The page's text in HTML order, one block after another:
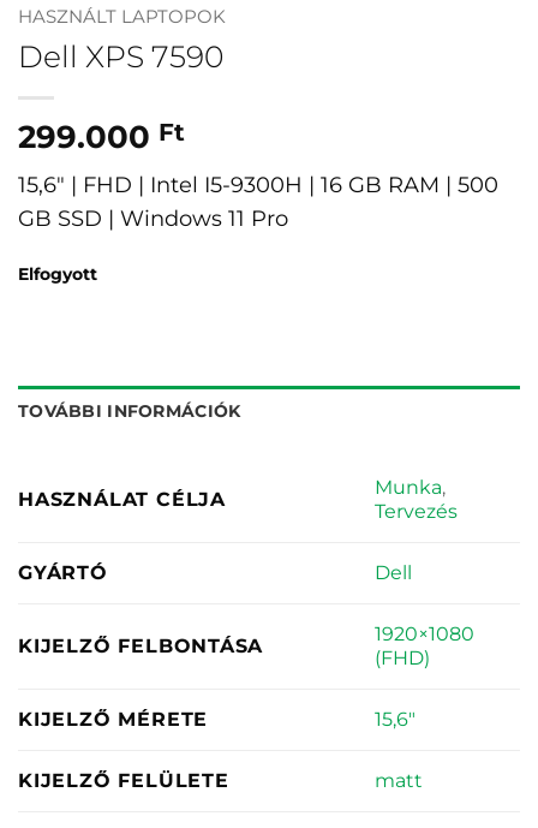
HASZNÁLT LAPTOPOK
Dell XPS 7590
299.000 Ft
15,6″ | FHD | Intel I5-9300H | 16 GB RAM | 500
GB SSD | Windows 11 Pro
Elfogyott
TOVÁBBI INFORMÁCIÓK
HASZNÁLAT CÉLJA
Munka,
Tervezés
GYÁRTÓ Dell
KIJELZŐ FELBONTÁSA
1920×1080
(FHD)
KIJELZŐ MÉRETE 15,6"
KIJELZŐ FELÜLETE matt